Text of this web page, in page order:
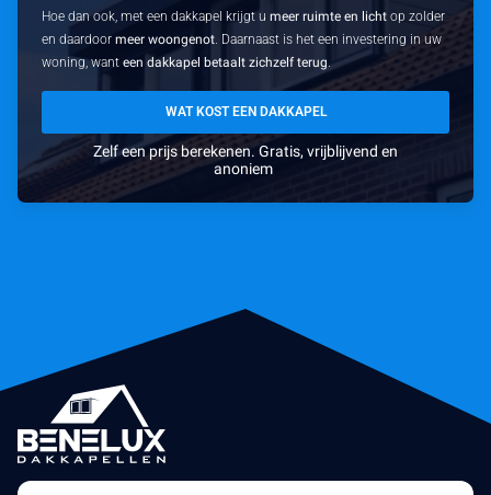
Hoe dan ook, met een dakkapel krijgt umeer ruimte en licht op zolder
en daardoormeer woongenot . Daarnaast is het een investering in uw
woning, wanteen dakkapel betaalt zichzelf terug
WAT KOST EEN DAKKAPEL
Zelf een prijs berekenen. Gratis, vrijblijvend en
anoniem